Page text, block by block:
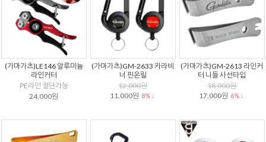
(가마가츠)LE146 알루미늄
라인커터
PE라인 절단가능
24,000원
(가마가츠)GM-2633 카라비
너 핀온릴
12,000원
11,000원 8% ↓
(가마가츠)GM-2613 라인커
터 니들 사선타입
18,000원
17,000원 6% ↓